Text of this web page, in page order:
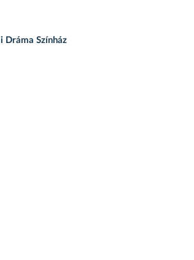
Színház